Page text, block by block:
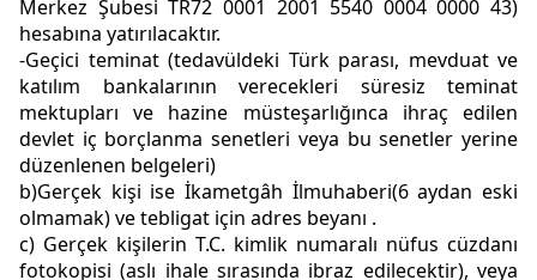
Merkez Şubesi TR72 0001 2001 5540 0004 0000 43)
hesabına yatırılacaktır.
-Geçici teminat (tedavüldeki Türk parası, mevduat ve
katılım bankalarının verecekleri süresiz teminat
mektupları ve hazine müsteşarlığınca ihraç edilen
devlet iç borçlanma senetleri veya bu senetler yerine
düzenlenen belgeleri)
b)Gerçek kişi ise İkametgâh İlmuhaberi(6 aydan eski
olmamak) ve tebligat için adres beyanı .
c) Gerçek kişilerin T.C. kimlik numaralı nüfus cüzdanı
fotokopisi (aslı ihale sırasında ibraz edilecektir), veya